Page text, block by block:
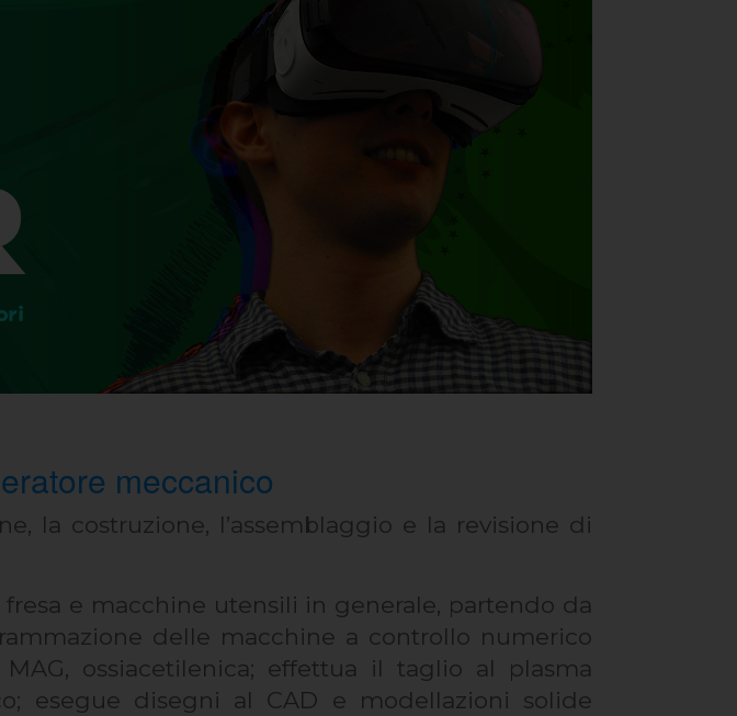
meccanico
la costruzione, l’assemblaggio e la revisione di
fresa e macchine utensili in generale, partendo da
delle macchine a controllo numerico
ossiacetilenica; effettua il taglio al plasma
esegue disegni al CAD e modellazioni solide